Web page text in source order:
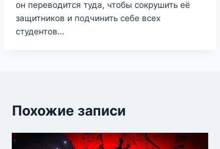
он переводится туда, чтобы сокрушить её
защитников и подчинить себе всех
студентов…
Похожие записи